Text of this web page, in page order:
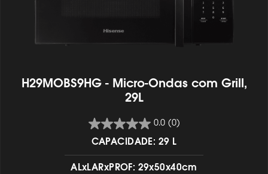
H29MOBS9HG - Micro-Ondas com Grill,
29L
0.0 (0)
CAPACIDADE: 29 L
ALxLARxPROF: 29x50x40cm